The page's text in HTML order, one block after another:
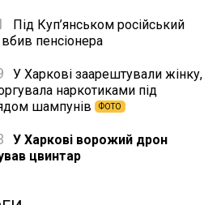
Під Куп’янськом російський
пенсіонера
У Харкові заарештували жінку,
наркотиками під
шампунів
ФОТО
У Харкові ворожий дрон
цвинтар